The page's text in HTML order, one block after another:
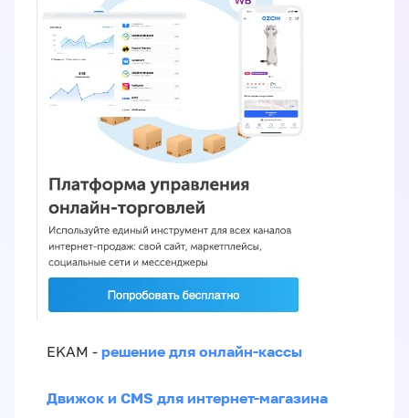
EKAM - решение для онлайн-кассы
Движок и CMS для интернет-магазина